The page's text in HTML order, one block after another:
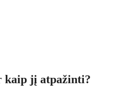
kaip jį atpažinti?